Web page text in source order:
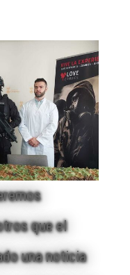
que el
una noticia